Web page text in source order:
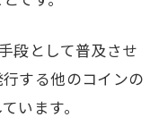
段として普及させ
する他のコインの
います。